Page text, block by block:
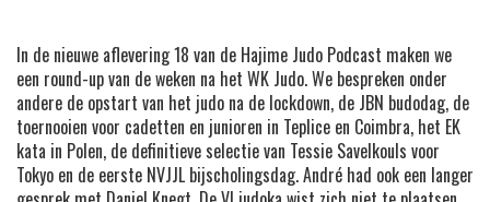
In de nieuwe aflevering 18 van de Hajime Judo Podcast maken we
een round-up van de weken na het WK Judo.We bespreken onder
andere de opstart van het judo na de lockdown, de JBN budodag, de
toernooien voor cadetten en junioren in Teplice en Coimbra, het EK
kata in Polen, de definitieve selectie van Tessie Savelkouls voor
Tokyo en de eerste NVJJL bijscholingsdag.André had ook een langer